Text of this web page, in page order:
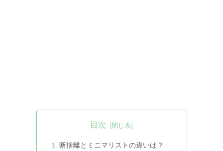
目次
断捨離とミニマリストの違いは？